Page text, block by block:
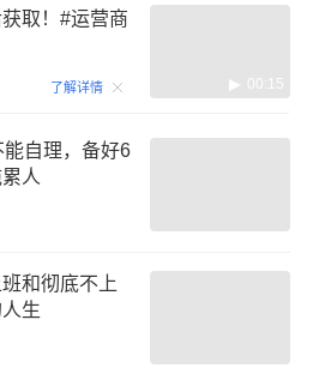
取！#运营商
了解详情 00:15
自理，备好6
人
和彻底不上
生